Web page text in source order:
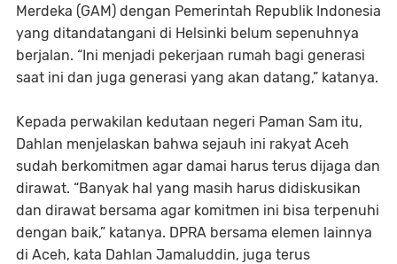
Merdeka (GAM) dengan Pemerintah Republik Indonesia
yang ditandatangani di Helsinki belum sepenuhnya
berjalan. “Ini menjadi pekerjaan rumah bagi generasi
saat ini dan juga generasi yang akan datang,” katanya.
Kepada perwakilan kedutaan negeri Paman Sam itu,
Dahlan menjelaskan bahwa sejauh ini rakyat Aceh
sudah berkomitmen agar damai harus terus dijaga dan
dirawat. “Banyak hal yang masih harus didiskusikan
dan dirawat bersama agar komitmen ini bisa terpenuhi
dengan baik,” katanya. DPRA bersama elemen lainnya
di Aceh, kata Dahlan Jamaluddin, juga terus